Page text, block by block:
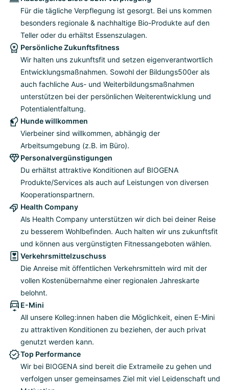
Für die tägliche Verpflegung ist gesorgt. Bei uns kommen
besonders regionale & nachhaltige Bio-Produkte auf den
Teller oder du erhältst Essenszulagen.
Persönliche Zukunftsfitness
Wir halten uns zukunftsfit und setzen eigenverantwortlich
Entwicklungsmaßnahmen. Sowohl der Bildungs500er als
auch fachliche Aus- und Weiterbildungsmaßnahmen
unterstützen bei der persönlichen Weiterentwicklung und
Potentialentfaltung.
Hunde willkommen
Vierbeiner sind willkommen, abhängig der
Arbeitsumgebung (z.B. im Büro).
Personalvergünstigungen
Du erhältst attraktive Konditionen auf BIOGENA
Produkte/Services als auch auf Leistungen von diversen
Kooperationspartnern.
Health Company
Als Health Company unterstützen wir dich bei deiner Reise
zu besserem Wohlbefinden. Auch halten wir uns zukunftsfit
und können aus vergünstigten Fitnessangeboten wählen.
Verkehrsmittelzuschuss
Die Anreise mit öffentlichen Verkehrsmitteln wird mit der
vollen Kostenübernahme einer regionalen Jahreskarte
belohnt.
E-Mini
All unsere Kolleg:innen haben die Möglichkeit, einen E-Mini
zu attraktiven Konditionen zu beziehen, der auch privat
genutzt werden kann.
Top Performance
Wir bei BIOGENA sind bereit die Extrameile zu gehen und
verfolgen unser gemeinsames Ziel mit viel Leidenschaft und